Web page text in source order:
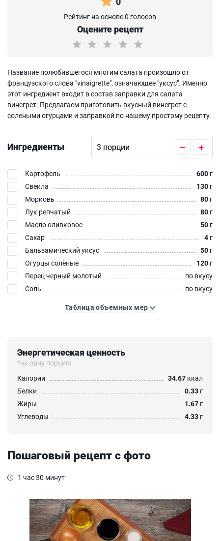
Рейтинг на основе 0 голосов
Оцените рецепт
Название полюбившегося многим салата произошло от
французского слова "vinaigrette", означающее "уксус". Именно
этот ингредиент входит в состав заправки для салата
винегрет. Предлагаем приготовить вкусный винегрет с
солеными огурцами и заправкой по нашему простому рецепту.
Ингредиенты – +
Картофель 600 г
Свекла
130 г
Морковь
80 г
Лук репчатый
80 г
Масло оливковое
50 г
Сахар
4 г
Бальзамический уксус
50 г
Огурцы солёные
120 г
Перец черный молотый
по вкусу
Соль
по вкусу
Таблица объемных мер
Энергетическая ценность
*на одну порцию
Калории
34.67 ккал
Белки
0.33 г
Жиры
1.67 г
Углеводы
4.33 г
Пошаговый рецепт с фото
1 час 30 минут